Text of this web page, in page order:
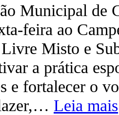
Municipal de
feira ao
Livre Misto e
a prática
e fortalecer o
Leia mais